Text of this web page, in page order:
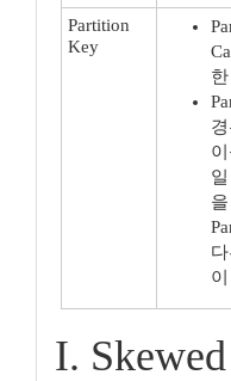
Partition
Key
I.